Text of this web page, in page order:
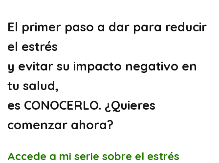
El primer paso a dar para reducir
el estrés
y evitar su impacto negativo en
tu salud,
es CONOCERLO. ¿Quieres
comenzar ahora?
Accede a mi serie sobre el estrés